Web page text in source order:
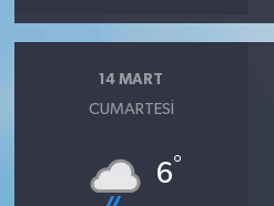
14 MART
CUMARTESI
6°